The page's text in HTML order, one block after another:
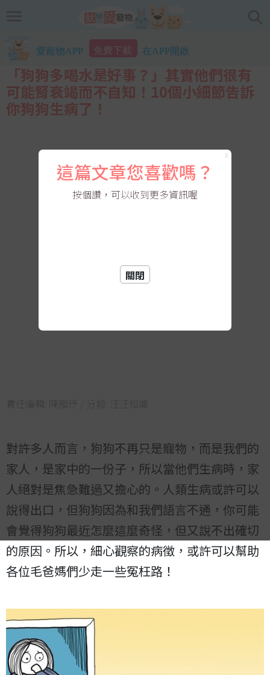
愛寵物APP 免費下載 在APP開啟
「狗狗多喝水是好事？」其實他們很有
可能腎衰竭而不自知！10個小細節告訴
你狗狗生病了！
責任編輯: 陳韻伃 / 分類: 汪汪知識
對許多人而言，狗狗不再只是寵物，而是我們的
家人，是家中的一份子，所以當他們生病時，家
人絕對是焦急難過又擔心的。人類生病或許可以
說得出口，但狗狗因為和我們語言不通，你可能
會覺得狗狗最近怎麼這麼奇怪，但又說不出確切
的原因。所以，細心觀察的病徵，或許可以幫助
各位毛爸媽們少走一些冤枉路！
X
這篇文章您喜歡嗎？
按個讚，可以收到更多資訊喔
關閉